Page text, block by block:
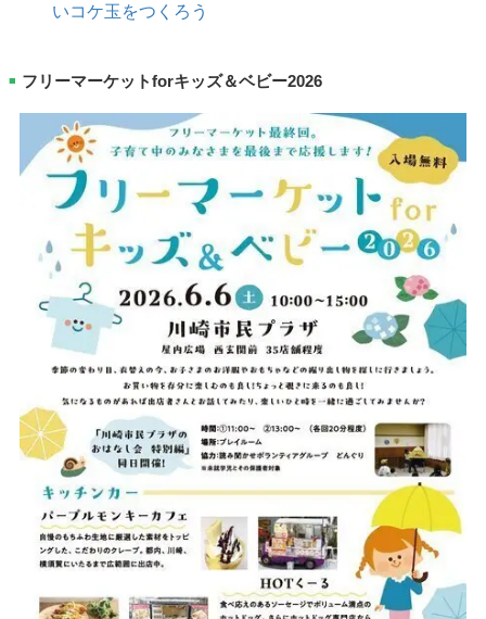
いコケ玉をつくろう
■ フリーマーケットforキッズ＆ベビー2026